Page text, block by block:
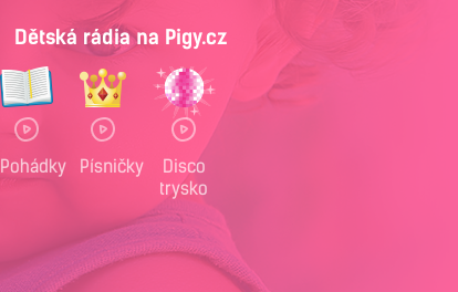
Dětská rádia na Pigy.cz
Pohádky Písničky
Disco
trysko